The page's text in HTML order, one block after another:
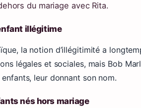
du mariage avec Rita.
illégitime
la notion d’illégitimité a
légales et sociales, mais Bob
leur donnant son nom.
nés hors mariage